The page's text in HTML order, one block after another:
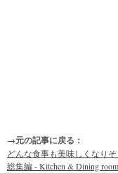
→元の記事に戻る：
どんな食事も美味しくなり
総集編 - Kitchen & Dining